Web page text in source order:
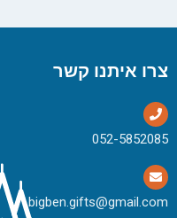
צרו איתנו קשר
bigben.gifts@gmail.com